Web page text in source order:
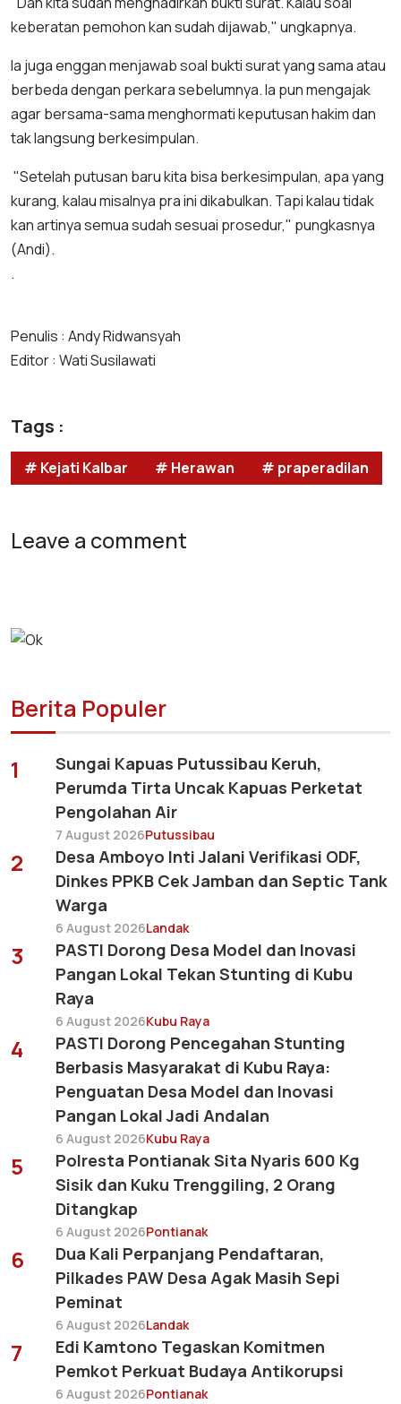
keberatan pemohon kan sudah dijawab," ungkapnya.
Ia juga enggan menjawab soal bukti surat yang sama atau
berbeda dengan perkara sebelumnya. Ia pun mengajak
agar bersama-sama menghormati keputusan hakim dan
tak langsung berkesimpulan.
"Setelah putusan baru kita bisa berkesimpulan, apa yang
kurang, kalau misalnya pra ini dikabulkan. Tapi kalau tidak
kan artinya semua sudah sesuai prosedur," pungkasnya
(Andi).
.
Penulis : Andy Ridwansyah
Editor : Wati Susilawati
Tags :
# Kejati Kalbar # Herawan # praperadilan
Leave a comment
Berita Populer
1
Sungai Kapuas Putussibau Keruh,
Perumda Tirta Uncak Kapuas Perketat
Pengolahan Air
7 August 2026Putussibau
2
Desa Amboyo Inti Jalani Verifikasi ODF,
Dinkes PPKB Cek Jamban dan Septic Tank
Warga
6 August 2026Landak
3
PASTI Dorong Desa Model dan Inovasi
Pangan Lokal Tekan Stunting di Kubu
Raya
6 August 2026Kubu Raya
4
PASTI Dorong Pencegahan Stunting
Berbasis Masyarakat di Kubu Raya:
Penguatan Desa Model dan Inovasi
Pangan Lokal Jadi Andalan
6 August 2026Kubu Raya
5
Polresta Pontianak Sita Nyaris 600 Kg
Sisik dan Kuku Trenggiling, 2 Orang
Ditangkap
6 August 2026Pontianak
6
Dua Kali Perpanjang Pendaftaran,
Pilkades PAW Desa Agak Masih Sepi
Peminat
6 August 2026Landak
7
Edi Kamtono Tegaskan Komitmen
Pemkot Perkuat Budaya Antikorupsi
6 August 2026Pontianak